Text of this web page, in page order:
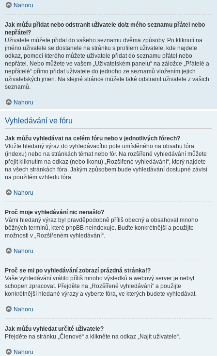
Nahoru
Jak můžu přidat nebo odstranit uživatele do/z mého seznamu přátel nebo
nepřátel?
Uživatele můžete přidat do vašeho seznamu dvěma způsoby. Po kliknutí na
jméno uživatele se dostanete na stránku s profilem uživatele, kde najdete
odkaz, pomocí kterého můžete uživatele přidat do seznamu přátel nebo
nepřátel. Nebo můžete ve vašem „Uživatelském panelu“ na záložce „Přátelé a
nepřátelé“ přímo přidat uživatele do jednoho ze seznamů vložením jejich
uživatelských jmen. Na stejné stránce můžete také odstranit uživatele z vašich
seznamů.
Nahoru
Vyhledávání ve fóru
Jak můžu vyhledávat na celém fóru nebo v jednotlivých fórech?
Vložte hledaný výraz do vyhledávacího pole umístěného na obsahu fóra
(indexu) nebo na stránkách témat nebo fór. Na rozšířené vyhledávání můžete
přejít kliknutím na odkaz (nebo ikonu) „Rozšířené vyhledávání“, který najdete
na všech stránkách fóra. Jakým způsobem bude vyhledávání dostupné závisí
na použitém vzhledu fóra.
Nahoru
Proč moje vyhledávání nic nenašlo?
Vámi hledaný výraz byl pravděpodobně příliš obecný a obsahoval mnoho
běžných termínů, které phpBB neindexuje. Buďte konkrétnější a použijte
možnosti v „Rozšířeném vyhledávání“.
Nahoru
Proč se mi po vyhledávání zobrazí prázdná stránka!?
Vaše vyhledávání vrátilo příliš mnoho výsledků a webový server je nebyl
schopen zpracovat. Přejděte na „Rozšířené vyhledávání“ a použijte
konkrétnější hledané výrazy a vyberte fóra, ve kterých budete vyhledávat.
Nahoru
Jak můžu vyhledat určité uživatele?
Přejděte na stránku „Členové“ a klikněte na odkaz „Najít uživatele“.
Nahoru